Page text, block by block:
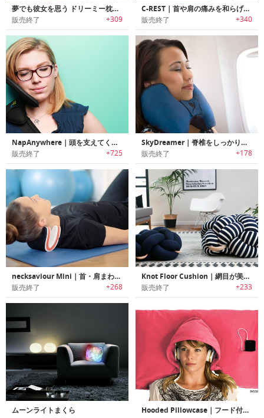
夢でも彼女を思う ドリーミー枕カバー
販売終了 +309
C-REST｜首や肩の痛みを和らげるポータブルマッサージャー「クレスト」
販売終了 +340
NapAnywhere｜頭を支えてくれるポータブルな枕
販売終了 +725
SkyDreamer｜脊椎をしっかり支えるトラベルピロー「スカイドリーマー」
販売終了 +178
necksaviour Mini｜首・肩まわりをストレッチするネックサポーター「ネックセービアーミニ」
販売終了 +268
Knot Floor Cushion｜網目が美しい北欧スタイルスタイリッシュフロアクッション
販売終了 +233
ムーンライトまくら Hooded Pillowcase｜フード付きまくらカバー